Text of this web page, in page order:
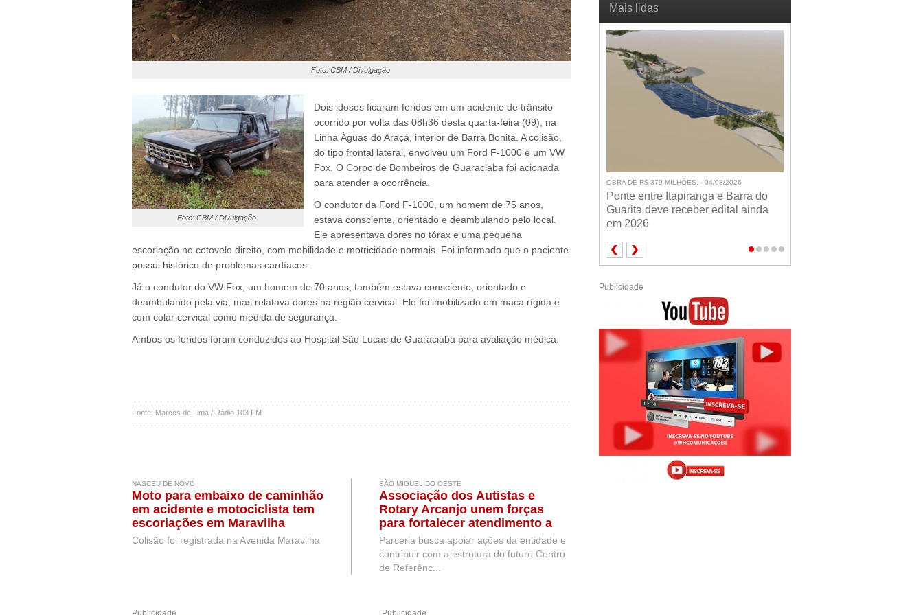
Foto: CBM / Divulgação
Foto: CBM / Divulgação
Dois idosos ficaram feridos em um acidente de trânsito
ocorrido por volta das 08h36 desta quarta-feira (09), na
Linha Águas do Araçá, interior de Barra Bonita. A colisão,
do tipo frontal lateral, envolveu um Ford F-1000 e um VW
Fox. O Corpo de Bombeiros de Guaraciaba foi acionada
para atender a ocorrência.
O condutor da Ford F-1000, um homem de 75 anos,
estava consciente, orientado e deambulando pelo local.
Ele apresentava dores no tórax e uma pequena
escoriação no cotovelo direito, com mobilidade e motricidade normais. Foi informado que o paciente
possui histórico de problemas cardíacos.
Já o condutor do VW Fox, um homem de 70 anos, também estava consciente, orientado e
deambulando pela via, mas relatava dores na região cervical. Ele foi imobilizado em maca rígida e
com colar cervical como medida de segurança.
Ambos os feridos foram conduzidos ao Hospital São Lucas de Guaraciaba para avaliação médica.
Fonte: Marcos de Lima / Rádio 103 FM
NASCEU DE NOVO
Moto para embaixo de caminhão
em acidente e motociclista tem
escoriações em Maravilha
Colisão foi registrada na Avenida Maravilha
SÃO MIGUEL DO OESTE
Associação dos Autistas e
Rotary Arcanjo unem forças
para fortalecer atendimento a
pessoas com TEA em São
Miguel do Oeste
Parceria busca apoiar ações da entidade e
contribuir com a estrutura do futuro Centro
de Referênc...
Publicidade Publicidade
Mais lidas
OBRA DE R$ 379 MILHÕES. - 04/08/2026
Ponte entre Itapiranga e Barra do
Guarita deve receber edital ainda
em 2026
Publicidade